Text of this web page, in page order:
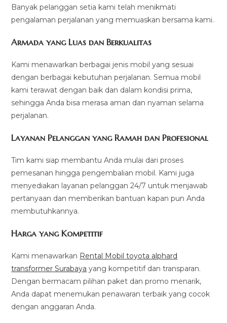
Banyak pelanggan setia kami telah menikmati
pengalaman perjalanan yang memuaskan bersama kami.
Armada yang Luas dan Berkualitas
Kami menawarkan berbagai jenis mobil yang sesuai
dengan berbagai kebutuhan perjalanan. Semua mobil
kami terawat dengan baik dan dalam kondisi prima,
sehingga Anda bisa merasa aman dan nyaman selama
perjalanan.
Layanan Pelanggan yang Ramah dan Profesional
Tim kami siap membantu Anda mulai dari proses
pemesanan hingga pengembalian mobil. Kami juga
menyediakan layanan pelanggan 24/7 untuk menjawab
pertanyaan dan memberikan bantuan kapan pun Anda
membutuhkannya.
Harga yang Kompetitif
Kami menawarkan Rental Mobil toyota alphard
transformer Surabaya yang kompetitif dan transparan.
Dengan bermacam pilihan paket dan promo menarik,
Anda dapat menemukan penawaran terbaik yang cocok
dengan anggaran Anda.